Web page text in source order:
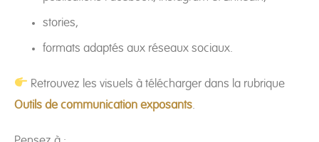
stories,
formats adaptés aux réseaux sociaux.
Retrouvez les visuels à télécharger dans la rubrique
Outils de communication exposants.